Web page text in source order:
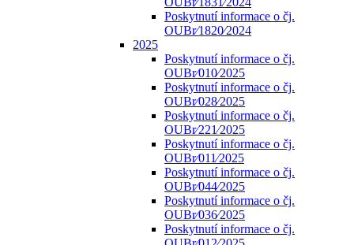
Poskytnutí informace o čj.
OUBr⁄1820⁄2024
2025
Poskytnutí informace o čj.
OUBr⁄010⁄2025
Poskytnutí informace o čj.
OUBr⁄028⁄2025
Poskytnutí informace o čj.
OUBr⁄221⁄2025
Poskytnutí informace o čj.
OUBr⁄011⁄2025
Poskytnutí informace o čj.
OUBr⁄044⁄2025
Poskytnutí informace o čj.
OUBr⁄036⁄2025
Poskytnutí informace o čj.